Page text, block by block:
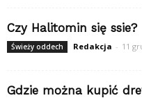
Czy Halitomin się ssie?
Świeży oddech Redakcja - 11
Gdzie można kupić